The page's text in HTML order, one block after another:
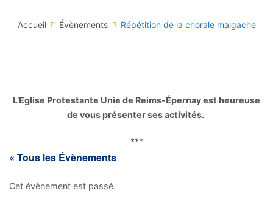
Accueil Évènements Répétition de la chorale malgache
L’Eglise Protestante Unie de Reims-Épernay est heureuse
de vous présenter ses activités.
***
« Tous les Évènements
Cet évènement est passé.